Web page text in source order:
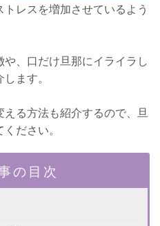
レスを増加させているよう
、口だけ旦那にイライラし
ます。
る方法も紹介するので、旦
ださい。
の目次